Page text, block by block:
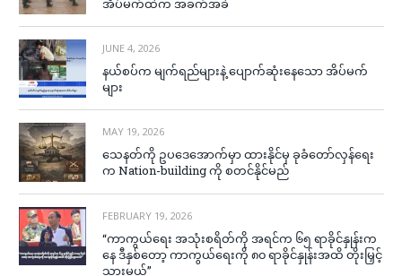
အိပ်မက်ထဲက အခက်အခဲ
JUNE 4, 2026
နယ်စပ်က မျက်ရည်များနဲ့ ပျောက်ဆုံးနေသော အိပ်မက်
များ
MAY 19, 2026
သေနတ်ကို ဥပဒေအောက်မှာ ထားနိုင်မှ ခုခံတော်လှန်ရေး
က Nation-building ကို စတင်နိုင်မည်
FEBRUARY 19, 2026
“ကာကွယ်ရေး အသုံးစရိတ်ကို အရင်က ၆၅ ရာခိုင်နှုန်းက
နေ ဒီနှစ်တော့ ကာကွယ်ရေးကို ၈၀ ရာခိုင်နှုန်းအထိ တိုးမြှင့်
သွားမယ်”